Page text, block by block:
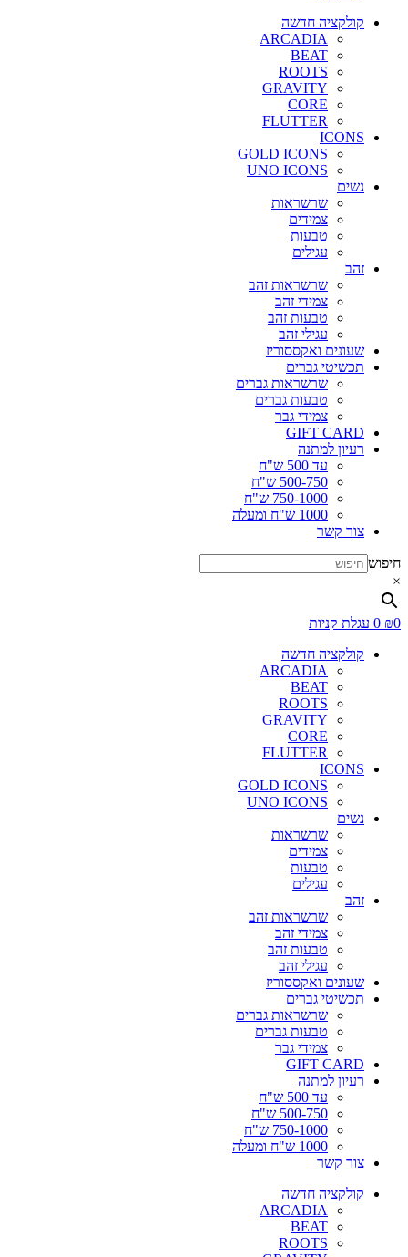
קולקציה חדשה
ARCADIA
BEAT
ROOTS
GRAVITY
CORE
FLUTTER
ICONS
GOLD ICONS
UNO ICONS
נשים
שרשראות
צמידים
טבעות
עגילים
זהב
שרשראות זהב
צמידי זהב
טבעות זהב
עגילי זהב
שעונים ואקססוריז
תכשיטי גברים
שרשראות גברים
טבעות גברים
צמידי גבר
GIFT CARD
רעיון למתנה
עד 500 ש"ח
500-750 ש"ח
750-1000 ש"ח
1000 ש"ח ומעלה
צור קשר
חיפוש
×
₪0
0 עגלת קניות
קולקציה חדשה
ARCADIA
BEAT
ROOTS
GRAVITY
CORE
FLUTTER
ICONS
GOLD ICONS
UNO ICONS
נשים
שרשראות
צמידים
טבעות
עגילים
זהב
שרשראות זהב
צמידי זהב
טבעות זהב
עגילי זהב
שעונים ואקססוריז
תכשיטי גברים
שרשראות גברים
טבעות גברים
צמידי גבר
GIFT CARD
רעיון למתנה
עד 500 ש"ח
500-750 ש"ח
750-1000 ש"ח
1000 ש"ח ומעלה
צור קשר
קולקציה חדשה
ARCADIA
BEAT
ROOTS